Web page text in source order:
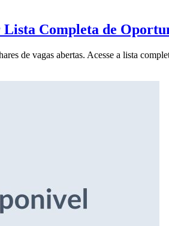
Completa de
de vagas abertas. Acesse a lista